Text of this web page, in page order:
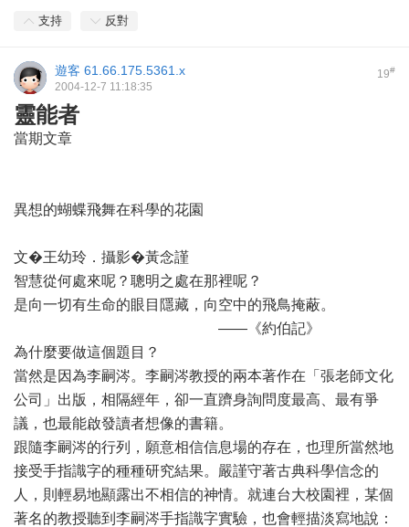
支持 反對
19#
遊客 61.66.175.5361.x
2004-12-7 11:18:35
靈能者
當期文章
異想的蝴蝶飛舞在科學的花園
文�王幼玲．攝影�黃念謹
智慧從何處來呢？聰明之處在那裡呢？
是向一切有生命的眼目隱藏，向空中的飛鳥掩蔽。
——《約伯記》
為什麼要做這個題目？
當然是因為李嗣涔。李嗣涔教授的兩本著作在「張老師文化
公司」出版，相隔經年，卻一直躋身詢問度最高、最有爭
議，也最能啟發讀者想像的書籍。
跟隨李嗣涔的行列，願意相信信息場的存在，也理所當然地
接受手指識字的種種研究結果。嚴謹守著古典科學信念的
人，則輕易地顯露出不相信的神情。就連台大校園裡，某個
著名的教授聽到李嗣涔手指識字實驗，也會輕描淡寫地說：